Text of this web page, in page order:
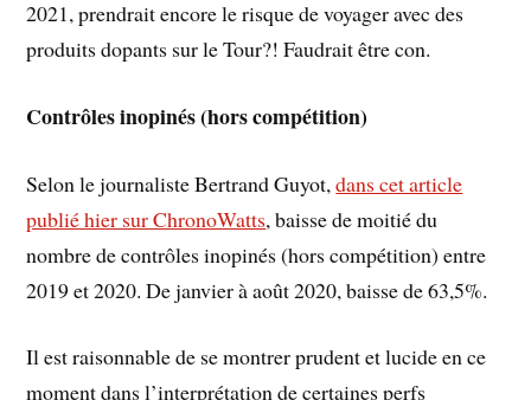
2021, prendrait encore le risque de voyager avec des
produits dopants sur le Tour?! Faudrait être con.
Contrôles inopinés (hors compétition)
Selon le journaliste Bertrand Guyot,dans cet article
publié hier sur ChronoWatts, baisse de moitié du
nombre de contrôles inopinés (hors compétition) entre
2019 et 2020. De janvier à août 2020, baisse de 63,5%.
Il est raisonnable de se montrer prudent et lucide en ce
moment dans l’interprétation de certaines perfs